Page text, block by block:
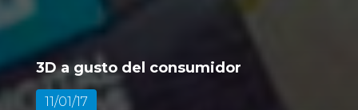
3D a gusto del consumidor
11/01/17